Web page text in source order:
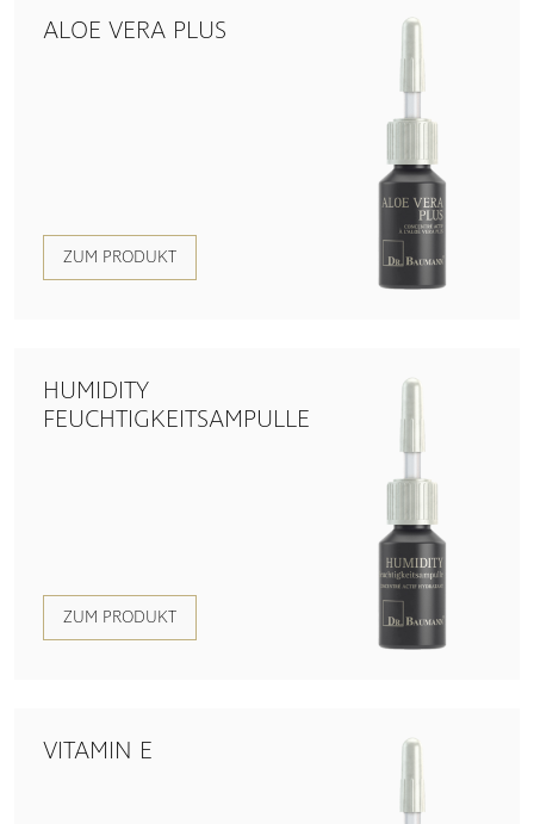
ALOE VERA PLUS
ZUM PRODUKT
HUMIDITY
FEUCHTIGKEITSAMPULLE
ZUM PRODUKT
VITAMIN E